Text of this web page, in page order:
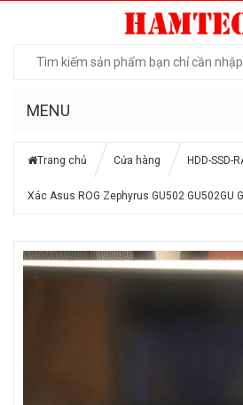
MENU
Trang chủ Cửa hàng HDD-SSD-
Xác Asus ROG Zephyrus GU502 GU502GU